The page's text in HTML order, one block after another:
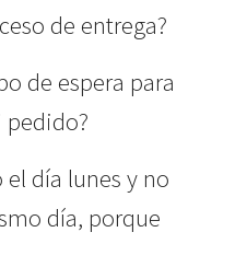
de entrega?
de espera para
pedido?
día lunes y no
día, porque